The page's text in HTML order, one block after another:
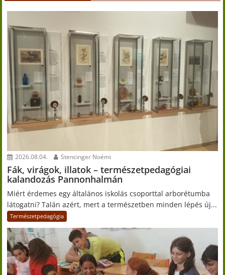
2026.08.04. Stencinger Noémi
Fák, virágok, illatok – természetpedagógiai
kalandozás Pannonhalmán
Miért érdemes egy általános iskolás csoporttal arborétumba
látogatni? Talán azért, mert a természetben minden lépés új...
Természetpedagógia